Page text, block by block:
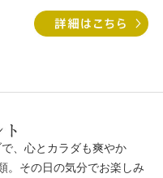
、⼼とカラダも爽やか
。その⽇の気分でお楽しみ